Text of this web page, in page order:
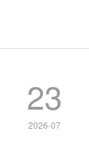
23
2026-07